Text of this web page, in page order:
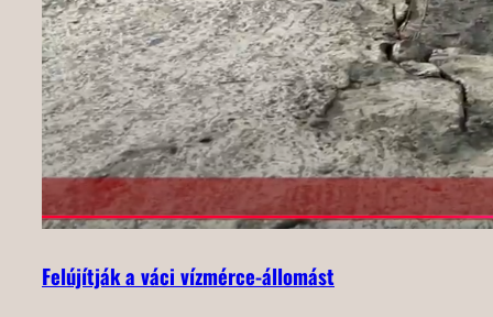
Felújítják a váci vízmérce-állomást